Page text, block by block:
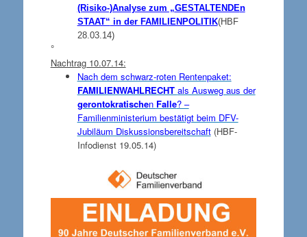
(Risiko-)Analyse zum „GESTALTENDEn
STAAT“ in der FAMILIENPOLITIK(HBF
28.03.14)
°
Nachtrag 10.07.14:
Nach dem schwarz-roten Rentenpaket:
FAMILIENWAHLRECHT als Ausweg aus der
gerontokratischen Falle? –
Familienministerium bestätigt beim DFV-
Jubiläum Diskussionsbereitschaft(HBF-
Infodienst 19.05.14)